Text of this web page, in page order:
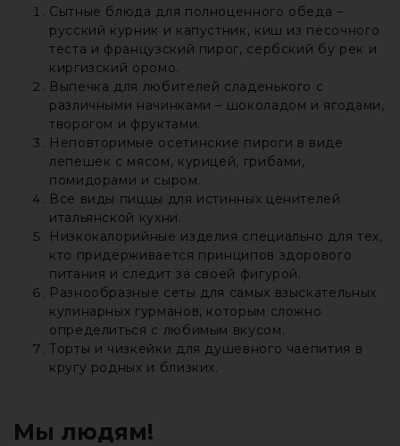
Сытные блюда для полноценного обеда –
русский курник и капустник, киш из песочного
теста и французский пирог, сербский бу рек и
киргизский оромо.
Выпечка для любителей сладенького с
различными начинками – шоколадом и ягодами,
творогом и фруктами.
Неповторимые осетинские пироги в виде
лепешек с мясом, курицей, грибами,
помидорами и сыром.
Все виды пиццы для истинных ценителей
итальянской кухни.
Низкокалорийные изделия специально для тех,
кто придерживается принципов здорового
питания и следит за своей фигурой.
Разнообразные сеты для самых взыскательных
кулинарных гурманов, которым сложно
определиться с любимым вкусом.
Торты и чизкейки для душевного чаепития в
кругу родных и близких.
Мы людям!